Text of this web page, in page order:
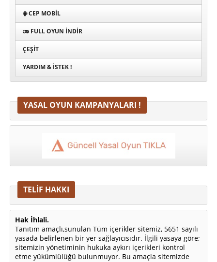
CEP MOBIL
FULL OYUN İNDIR
ÇEŞIT
YARDIM & İSTEK !
YASAL OYUN KAMPANYALARI !
TELİF HAKKI
Hak İhlali.
Tanıtım amaçlı,sunulan Tüm içerikler sitemiz, 5651 sayılı
yasada belirlenen bir yer sağlayıcısıdır. İlgili yasaya göre;
sitemizin yönetiminin hukuka aykırı içerikleri kontrol
etme yükümlülüğü bulunmuyor. Bu amaçla sitemizde